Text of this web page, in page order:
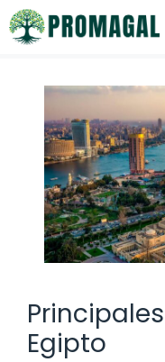
Saltar
al
Egipto